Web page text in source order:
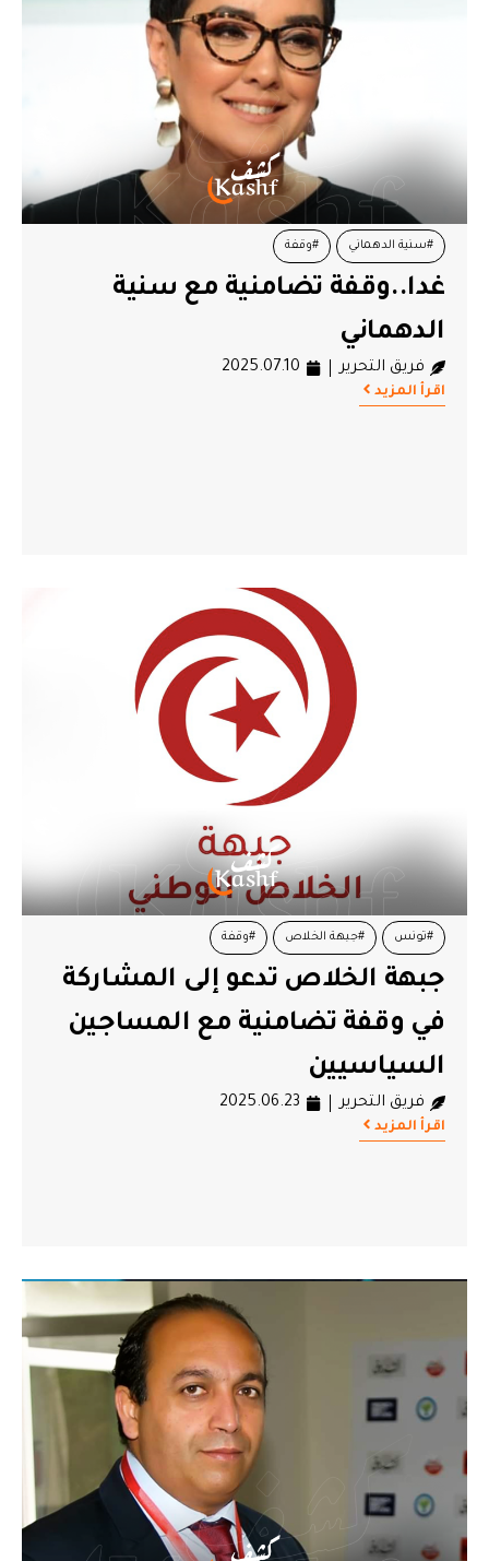
#سنية الدهماني #وقفة
غدا..وقفة تضامنية مع سنية
الدهماني
فريق التحرير 2025.07.10
اقرأ المزيد
#تونس #جبهة الخلاص #وقفة
جبهة الخلاص تدعو إلى المشاركة
في وقفة تضامنية مع المساجين
السياسيين
فريق التحرير 2025.06.23
اقرأ المزيد